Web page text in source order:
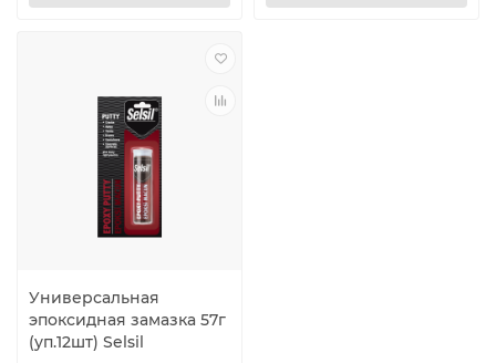
Универсальная
эпоксидная замазка 57г
(уп.12шт) Selsil